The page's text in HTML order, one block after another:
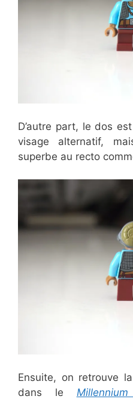
D’autre part, le dos
visage alternatif,
superbe au recto
Ensuite, on retrouve
dans le